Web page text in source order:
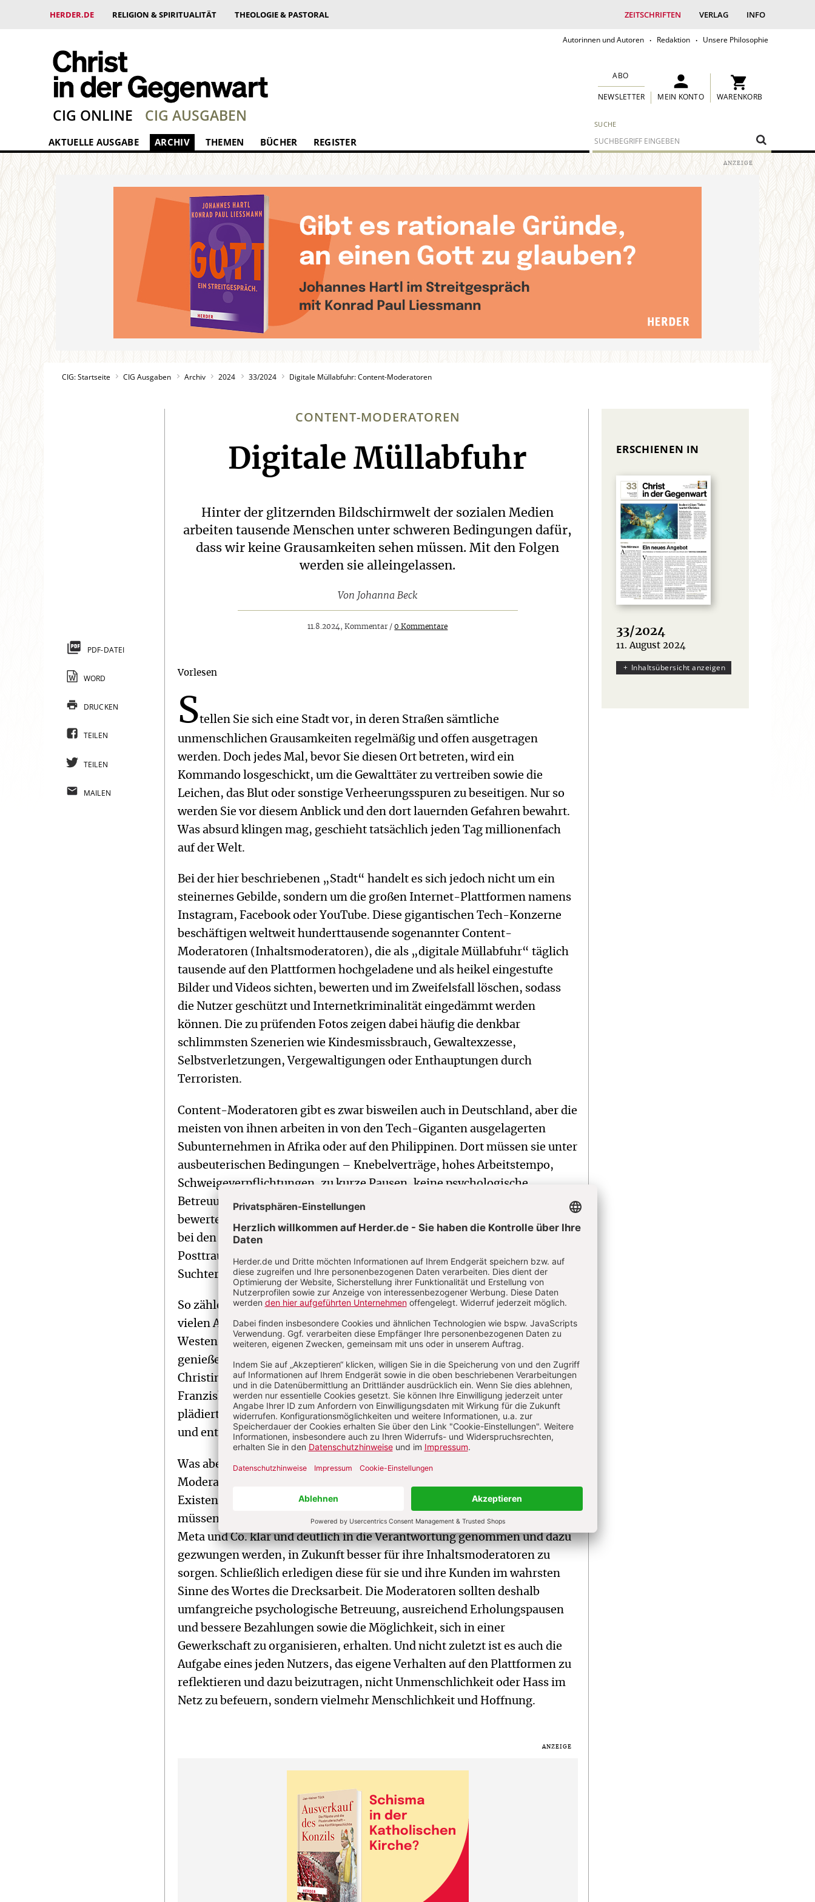
HERDER.DE RELIGION & SPIRITUALITÄT THEOLOGIE & PASTORAL ZEITSCHRIFTEN VERLAG INFO
Autorinnen und Autoren Redaktion Unsere Philosophie
SUCHE
ABO
NEWSLETTER MEIN KONTO WARENKORB
CIG ONLINE CIG AUSGABEN
AKTUELLE AUSGABE ARCHIV THEMEN BÜCHER REGISTER
CIG: Startseite CIG Ausgaben Archiv 2024 33/2024 Digitale Müllabfuhr: Content-Moderatoren
CONTENT-MODERATOREN
:
Digitale Müllabfuhr
Hinter der glitzernden Bildschirmwelt der sozialen Medien
arbeiten tausende Menschen unter schweren Bedingungen dafür,
dass wir keine Grausamkeiten sehen müssen. Mit den Folgen
werden sie alleingelassen.
Von Johanna Beck
11.8.2024, Kommentar /0 Kommentare
Vorlesen
Stellen Sie sich eine Stadt vor, in deren Straßen sämtliche
unmenschlichen Grausamkeiten regelmäßig und offen ausgetragen
werden. Doch jedes Mal, bevor Sie diesen Ort betreten, wird ein
Kommando losgeschickt, um die Gewalttäter zu vertreiben sowie die
Leichen, das Blut oder sonstige Verheerungsspuren zu beseitigen. Nur so
werden Sie vor diesem Anblick und den dort lauernden Gefahren bewahrt.
Was absurd klingen mag, geschieht tatsächlich jeden Tag millionenfach
auf der Welt.
Bei der hier beschriebenen „Stadt“ handelt es sich jedoch nicht um ein
steinernes Gebilde, sondern um die großen Internet-Plattformen namens
Instagram, Facebook oder YouTube. Diese gigantischen Tech-Konzerne
beschäftigen weltweit hunderttausende sogenannter Content-
Moderatoren (Inhaltsmoderatoren), die als „digitale Müllabfuhr“ täglich
tausende auf den Plattformen hochgeladene und als heikel eingestufte
Bilder und Videos sichten, bewerten und im Zweifelsfall löschen, sodass
die Nutzer geschützt und Internetkriminalität eingedämmt werden
können. Die zu prüfenden Fotos zeigen dabei häufig die denkbar
schlimmsten Szenerien wie Kindesmissbrauch, Gewaltexzesse,
Selbstverletzungen, Vergewaltigungen oder Enthauptungen durch
Terroristen.
Content-Moderatoren gibt es zwar bisweilen auch in Deutschland, aber die
meisten von ihnen arbeiten in von den Tech-Giganten ausgelagerten
Subunternehmen in Afrika oder auf den Philippinen. Dort müssen sie unter
ausbeuterischen Bedingungen – Knebelverträge, hohes Arbeitstempo,
Schweigeverpflichtungen, zu kurze Pausen, keine psychologische
Betreuung etc. – jeden Tag aufs Neue eine Flut verstörender Bilder
bewerten. Oft führt die ständige Konfrontation mit diesen Grausamkeiten
bei den Mitarbeitern zu schweren psychischen Problemen wie dem
Posttraumatischen Stresssyndrom, Depressionen, Angststörungen oder zu
Suchterkrankungen.
So zählen die ausgebeuteten „digitalen Müllmänner und -frauen“ zu den
vielen Ausbeutungsopfern auf der Welt, die leiden müssen, damit wir im
Westen unseren modischen, technischen oder seelischen Komfort
genießen können. Ein himmelschreiender Missstand, der gerade die
Christinnen und Christen bewegen und wachrütteln sollte. Auch Papst
Franziskus prangert regelmäßig Ausbeutung und Versklavung an und
plädiert dafür, „auf den Hilfeschrei der Menschen zu hören, die leiden“,
und entsprechend zu handeln.
Was aber könnte getan werden, um die Situation der Content-
Moderatoren zu verbessern? Als Erstes gilt es, ein Bewusstsein für deren
Existenz und ihre schwierigen Arbeitsbedingungen zu schaffen. Dann
müssen die großen und superreichen Konzerne wie die Facebook-Mutter
Meta und Co. klar und deutlich in die Verantwortung genommen und dazu
gezwungen werden, in Zukunft besser für ihre Inhaltsmoderatoren zu
sorgen. Schließlich erledigen diese für sie und ihre Kunden im wahrsten
Sinne des Wortes die Drecksarbeit. Die Moderatoren sollten deshalb
umfangreiche psychologische Betreuung, ausreichend Erholungspausen
und bessere Bezahlungen sowie die Möglichkeit, sich in einer
Gewerkschaft zu organisieren, erhalten. Und nicht zuletzt ist es auch die
Aufgabe eines jeden Nutzers, das eigene Verhalten auf den Plattformen zu
reflektieren und dazu beizutragen, nicht Unmenschlichkeit oder Hass im
Netz zu befeuern, sondern vielmehr Menschlichkeit und Hoffnung.
PDF-DATEI
WORD
DRUCKEN
TEILEN
TEILEN
MAILEN
ERSCHIENEN IN
33/2024
:
11. August 2024
Inhaltsübersicht anzeigen